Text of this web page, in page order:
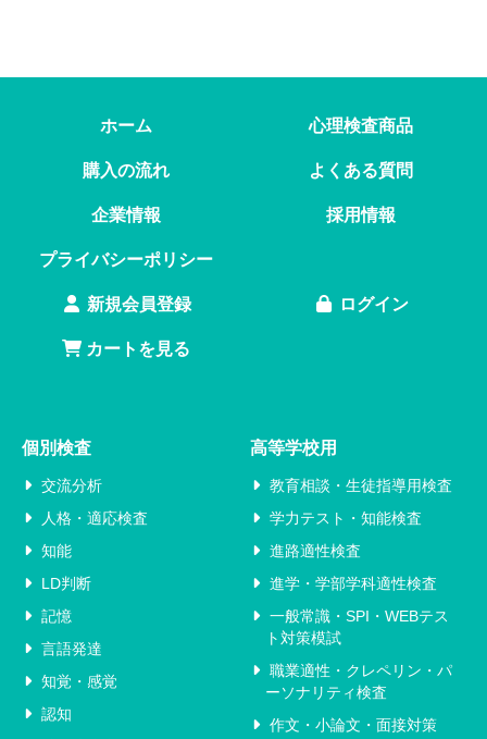
ホーム 心理検査商品
購入の流れ よくある質問
企業情報 採用情報
プライバシーポリシー
新規会員登録 ログイン
カートを見る
個別検査
交流分析
人格・適応検査
知能
LD判断
記憶
言語発達
知覚・感覚
認知
高等学校用
教育相談・生徒指導用検査
学力テスト・知能検査
進路適性検査
進学・学部学科適性検査
一般常識・SPI・WEBテス
ト対策模試
職業適性・クレペリン・パ
ーソナリティ検査
作文・小論文・面接対策